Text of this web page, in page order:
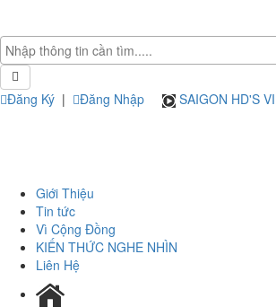
Đăng Ký | Đăng Nhập SAIGON HD'S
Giới Thiệu
Tin tức
Vì Cộng Đồng
KIẾN THỨC NGHE NHÌN
Liên Hệ